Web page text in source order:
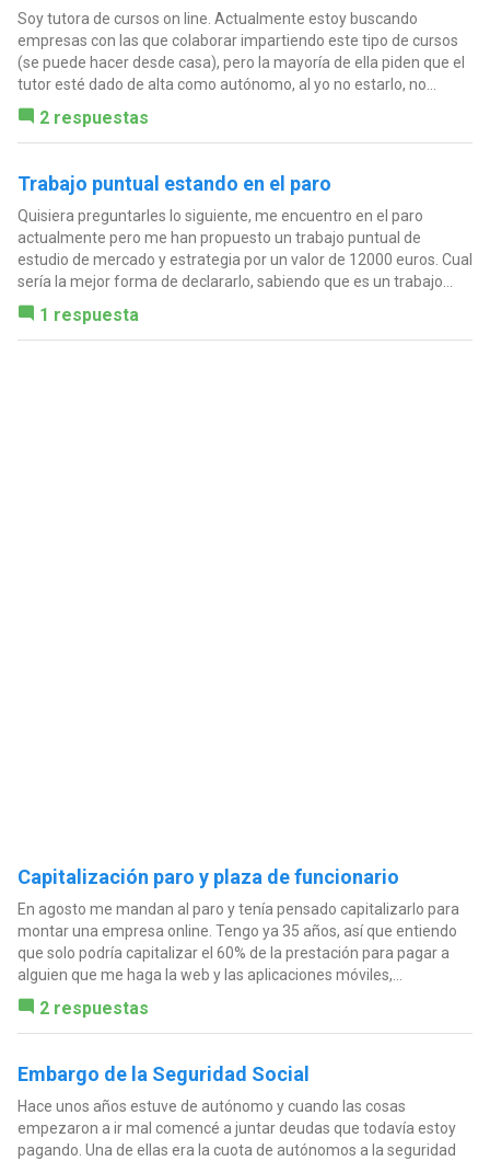
Soy tutora de cursos on line. Actualmente estoy buscando
empresas con las que colaborar impartiendo este tipo de cursos
(se puede hacer desde casa), pero la mayoría de ella piden que el
tutor esté dado de alta como autónomo, al yo no estarlo, no...
2 respuestas
Trabajo puntual estando en el paro
Quisiera preguntarles lo siguiente, me encuentro en el paro
actualmente pero me han propuesto un trabajo puntual de
estudio de mercado y estrategia por un valor de 12000 euros. Cual
sería la mejor forma de declararlo, sabiendo que es un trabajo...
1 respuesta
Capitalización paro y plaza de funcionario
En agosto me mandan al paro y tenía pensado capitalizarlo para
montar una empresa online. Tengo ya 35 años, así que entiendo
que solo podría capitalizar el 60% de la prestación para pagar a
alguien que me haga la web y las aplicaciones móviles,...
2 respuestas
Embargo de la Seguridad Social
Hace unos años estuve de autónomo y cuando las cosas
empezaron a ir mal comencé a juntar deudas que todavía estoy
pagando. Una de ellas era la cuota de autónomos a la seguridad